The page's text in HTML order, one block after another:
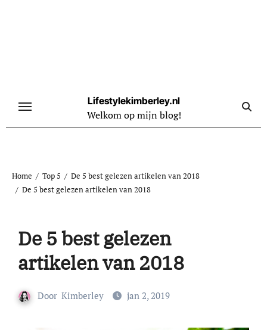
Lifestylekimberley.nl
Welkom op mijn blog!
Home Top 5
De 5 best gelezen artikelen van 2018
De 5 best gelezen artikelen van 2018
De 5 best gelezen
artikelen van 2018
Door Kimberley jan 2, 2019